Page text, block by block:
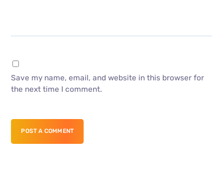
Save my name, email, and website in this browser for
the next time I comment.
POST A COMMENT